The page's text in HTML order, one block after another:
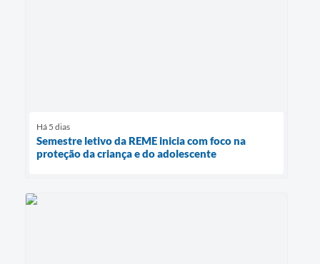
Há 5 dias
Semestre letivo da REME inicia com foco na
proteção da criança e do adolescente